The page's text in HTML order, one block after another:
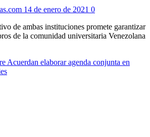
14 de enero de 2021 0
de ambas instituciones promete garantizar
de la comunidad universitaria Venezolana
Acuerdan elaborar agenda conjunta en